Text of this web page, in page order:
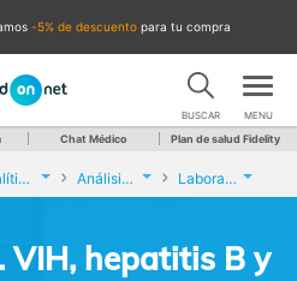
-5% de descuento para tu compra
BUSCAR MENU
Chat Médico Plan de salud Fidelity
Analíticas y Genética Análisis de ETS. VIH, hepatitis B y sífilis Laboratorio Echevarne Madrid
VIH, hepatitis B y